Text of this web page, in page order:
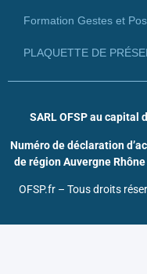
Formation Gestes et
PLAQUETTE DE
SARL OFSP au capital
Numéro de déclaration
de région Auvergne
OFSP.fr – Tous droits